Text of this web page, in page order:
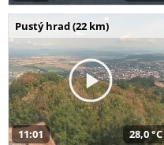
Pustý hrad (22 km)
11:01 28,0 °C